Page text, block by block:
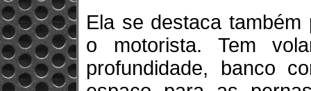
Ela se destaca
o motorista. Tem
profundidade, banco